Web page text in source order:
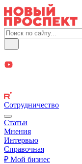
Сотрудничество
Статьи
Мнения
Интервью
Справочная
₽ Мой бизнес